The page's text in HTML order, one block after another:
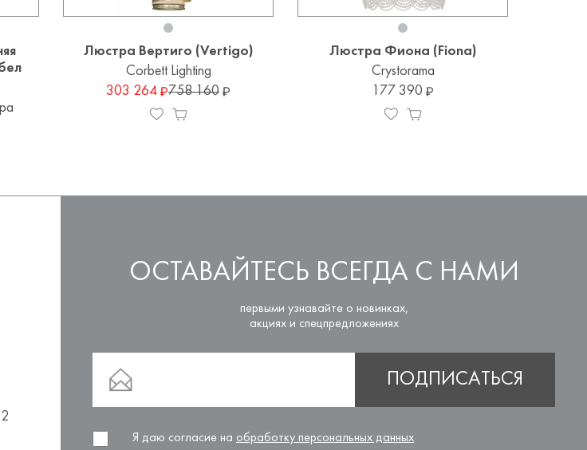
Люстра Вертиго (Vertigo)
Corbett Lighting
303 264
758 160
Люстра Фиона (Fiona)
Crystorama
177 390
ОСТАВАЙТЕСЬ ВСЕГДА С НАМИ
первыми узнавайте о новинках,
акциях и спецпредложениях
ПОДПИСАТЬСЯ
Я даю согласие на обработку персональных данных